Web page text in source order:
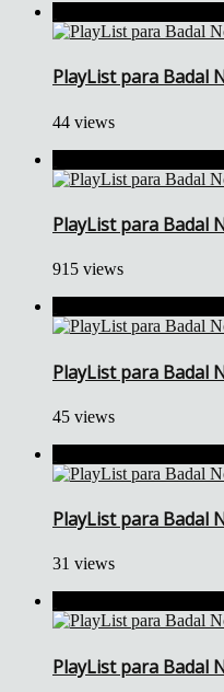
PlayList para Badal
44 views
PlayList para Badal
915 views
PlayList para Badal
45 views
PlayList para Badal
31 views
PlayList para Badal